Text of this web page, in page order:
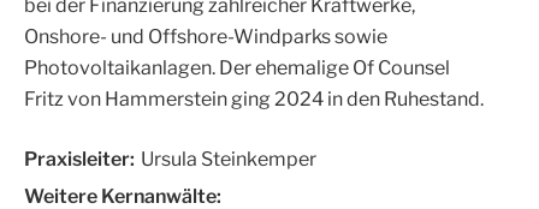
bei der Finanzierung zahlreicher Kraftwerke,
Onshore- und Offshore-Windparks sowie
Photovoltaikanlagen. Der ehemalige Of Counsel
Fritz von Hammersteinging 2024 in den Ruhestand.
Praxisleiter: Ursula Steinkemper
Weitere Kernanwälte: